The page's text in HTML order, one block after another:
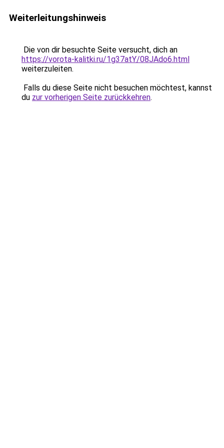
Weiterleitungshinweis
Die von dir besuchte Seite versucht, dich an
https://vorota-kalitki.ru/1g37atY/08JAdo6.html
weiterzuleiten.
Falls du diese Seite nicht besuchen möchtest, kannst
du zur vorherigen Seite zurückkehren.